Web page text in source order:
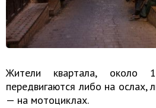
Жители квартала, около
передвигаются либо на ослах,
— на мотоциклах.